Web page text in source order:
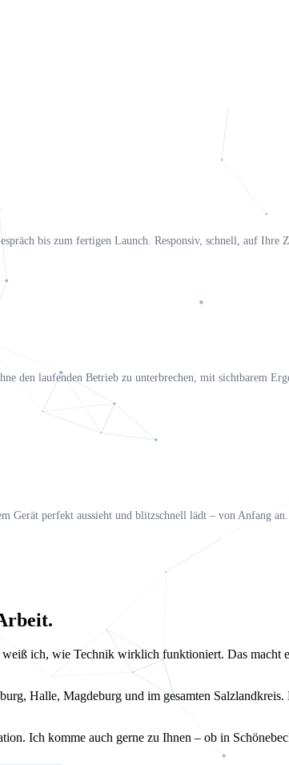
bis zum fertigen Launch. Responsiv, schnell, auf Ihre
den laufenden Betrieb zu unterbrechen, mit sichtbarem
Gerät perfekt aussieht und blitzschnell lädt – von Anfang an.
ich, wie Technik wirklich funktioniert. Das macht
Halle, Magdeburg und im gesamten
Ich komme auch gerne zu Ihnen – ob in